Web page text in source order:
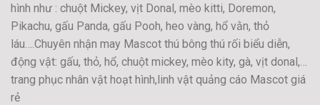
hình như : chuột Mickey, vịt Donal, mèo kitti, Doremon,
Pikachu, gấu Panda, gấu Pooh, heo vàng, hổ vằn, thỏ
láu….Chuyên nhận may Mascot thú bông thú rối biểu diễn,
động vật: gấu, thỏ, hổ, chuột mickey, mèo kity, gà, vịt donal,…
trang phục nhân vật hoạt hình,linh vật quảng cáo Mascot giá
rẻ